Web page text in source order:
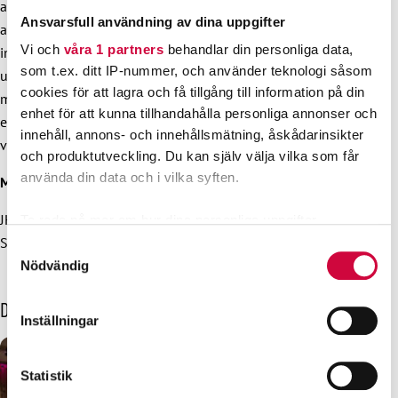
Ansvarsfull användning av dina uppgifter
Vi och våra 1 partners behandlar din personliga data,
som t.ex. ditt IP-nummer, och använder teknologi såsom
cookies för att lagra och få tillgång till information på din
enhet för att kunna tillhandahålla personliga annonser och
innehåll, annons- och innehållsmätning, åskådarinsikter
och produktutveckling. Du kan själv välja vilka som får
använda din data och i vilka syften.
Du kan ändra eller dra tillbaka ditt samtycke när som
Vi använder enhetsidentifierare för att anpassa innehållet
för sociala medier och analysera vår trafik. Vi
vidarebefordrar även sådana identifierare och annan
Samtyckesval
Nödvändig
Inställningar
Statistik
arbetsmarknad på ett sätt som entydigt favoriserar
arbetsgivare. I budgetberedningens propositionsutkast finns
inga arbetsmarknadsreformer. Nu är det dock dags att ge
upp planerna om att slopa skatteavdraget för fackliga
medlemsavgifter. Kompromissen skulles vara liten ur en
ekonomisk synpunkt, men skulle bidra till att återställa ett
visst förtroende på arbetsmarknaden.
Mer information:
JHL:s ordförande Håkan Ekström 040 828 2865
Specialsakkunnig Samuli Sinisalo 040 7050 398
Dessa kanske också intresserar dig